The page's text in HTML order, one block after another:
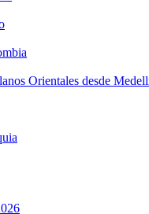
Orientales desde